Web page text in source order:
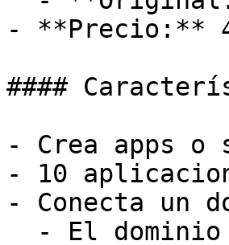
- **Precio:**
####
- Crea apps
- 10
- Conecta un